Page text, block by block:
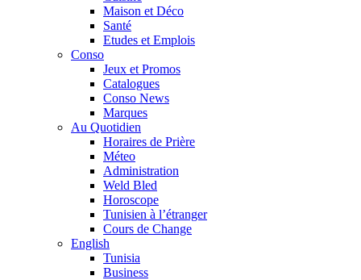
Maison et Déco
Santé
Etudes et Emplois
Conso
Jeux et Promos
Catalogues
Conso News
Marques
Au Quotidien
Horaires de Prière
Méteo
Administration
Weld Bled
Horoscope
Tunisien à l’étranger
Cours de Change
English
Tunisia
Business